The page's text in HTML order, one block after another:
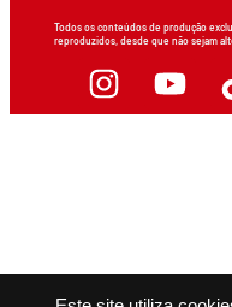
Todos os conteúdos de produção
reproduzidos, desde que não sejam